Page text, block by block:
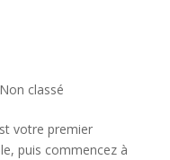
Non classé
votre premier
puis commencez à